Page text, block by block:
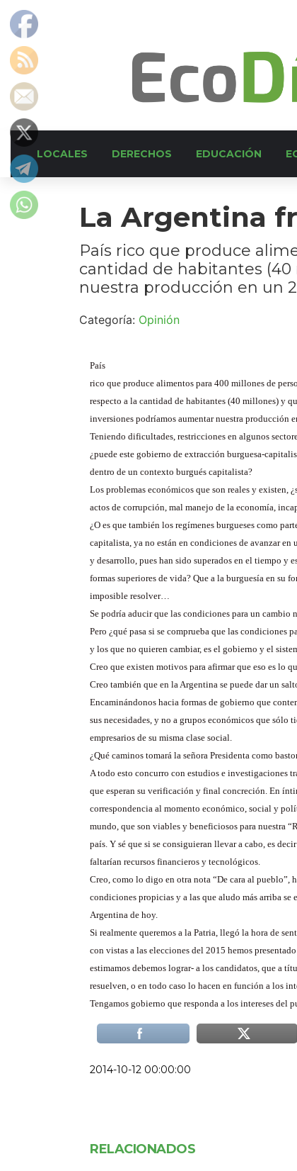
LOCALES DERECHOS EDUCACIÓN
La Argentina
País rico que produce
cantidad de habitantes
nuestra producción en un
Categoría: Opinión
País
rico que produce alimentos para 400 millones de
respecto a la cantidad de habitantes (40 millones) y
inversiones podríamos aumentar nuestra producción
Teniendo dificultades, restricciones en algunos
¿puede este gobierno de extracción burguesa-
dentro de un contexto burgués capitalista?
Los problemas económicos que son reales y existen,
actos de corrupción, mal manejo de la economía,
¿O es que también los regímenes burgueses como
capitalista, ya no están en condiciones de avanzar en
y desarrollo, pues han sido superados en el tiempo y
formas superiores de vida? Que a la burguesía en su
imposible resolver…
Se podría aducir que las condiciones para un cambio
Pero ¿qué pasa si se comprueba que las condiciones
y los que no quieren cambiar, es el gobierno y el
Creo que existen motivos para afirmar que eso es lo
Creo también que en la Argentina se puede dar un
Encaminándonos hacia formas de gobierno que
sus necesidades, y no a grupos económicos que sólo
empresarios de su misma clase social.
¿Qué caminos tomará la señora Presidenta como
A todo esto concurro con estudios e investigaciones
que esperan su verificación y final concreción. En
correspondencia al momento económico, social y
mundo, que son viables y beneficiosos para nuestra
país. Y sé que si se consiguieran llevar a cabo, es
faltarían recursos financieros y tecnológicos.
Creo, como lo digo en otra nota “De cara al pueblo”,
condiciones propicias y a las que aludo más arriba se
Argentina de hoy.
Si realmente queremos a la Patria, llegó la hora de
con vistas a las elecciones del 2015 hemos
estimamos debemos lograr- a los candidatos, que a
resuelven, o en todo caso lo hacen en función a los
Tengamos gobierno que responda a los intereses del
2014-10-12 00:00:00
RELACIONADOS